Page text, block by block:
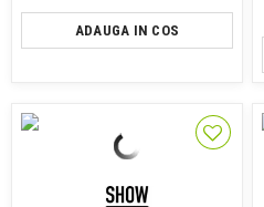
ADAUGA IN COS